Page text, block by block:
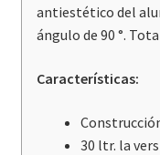
antiestético del
ángulo de 90 °.
Características:
30 ltr. la